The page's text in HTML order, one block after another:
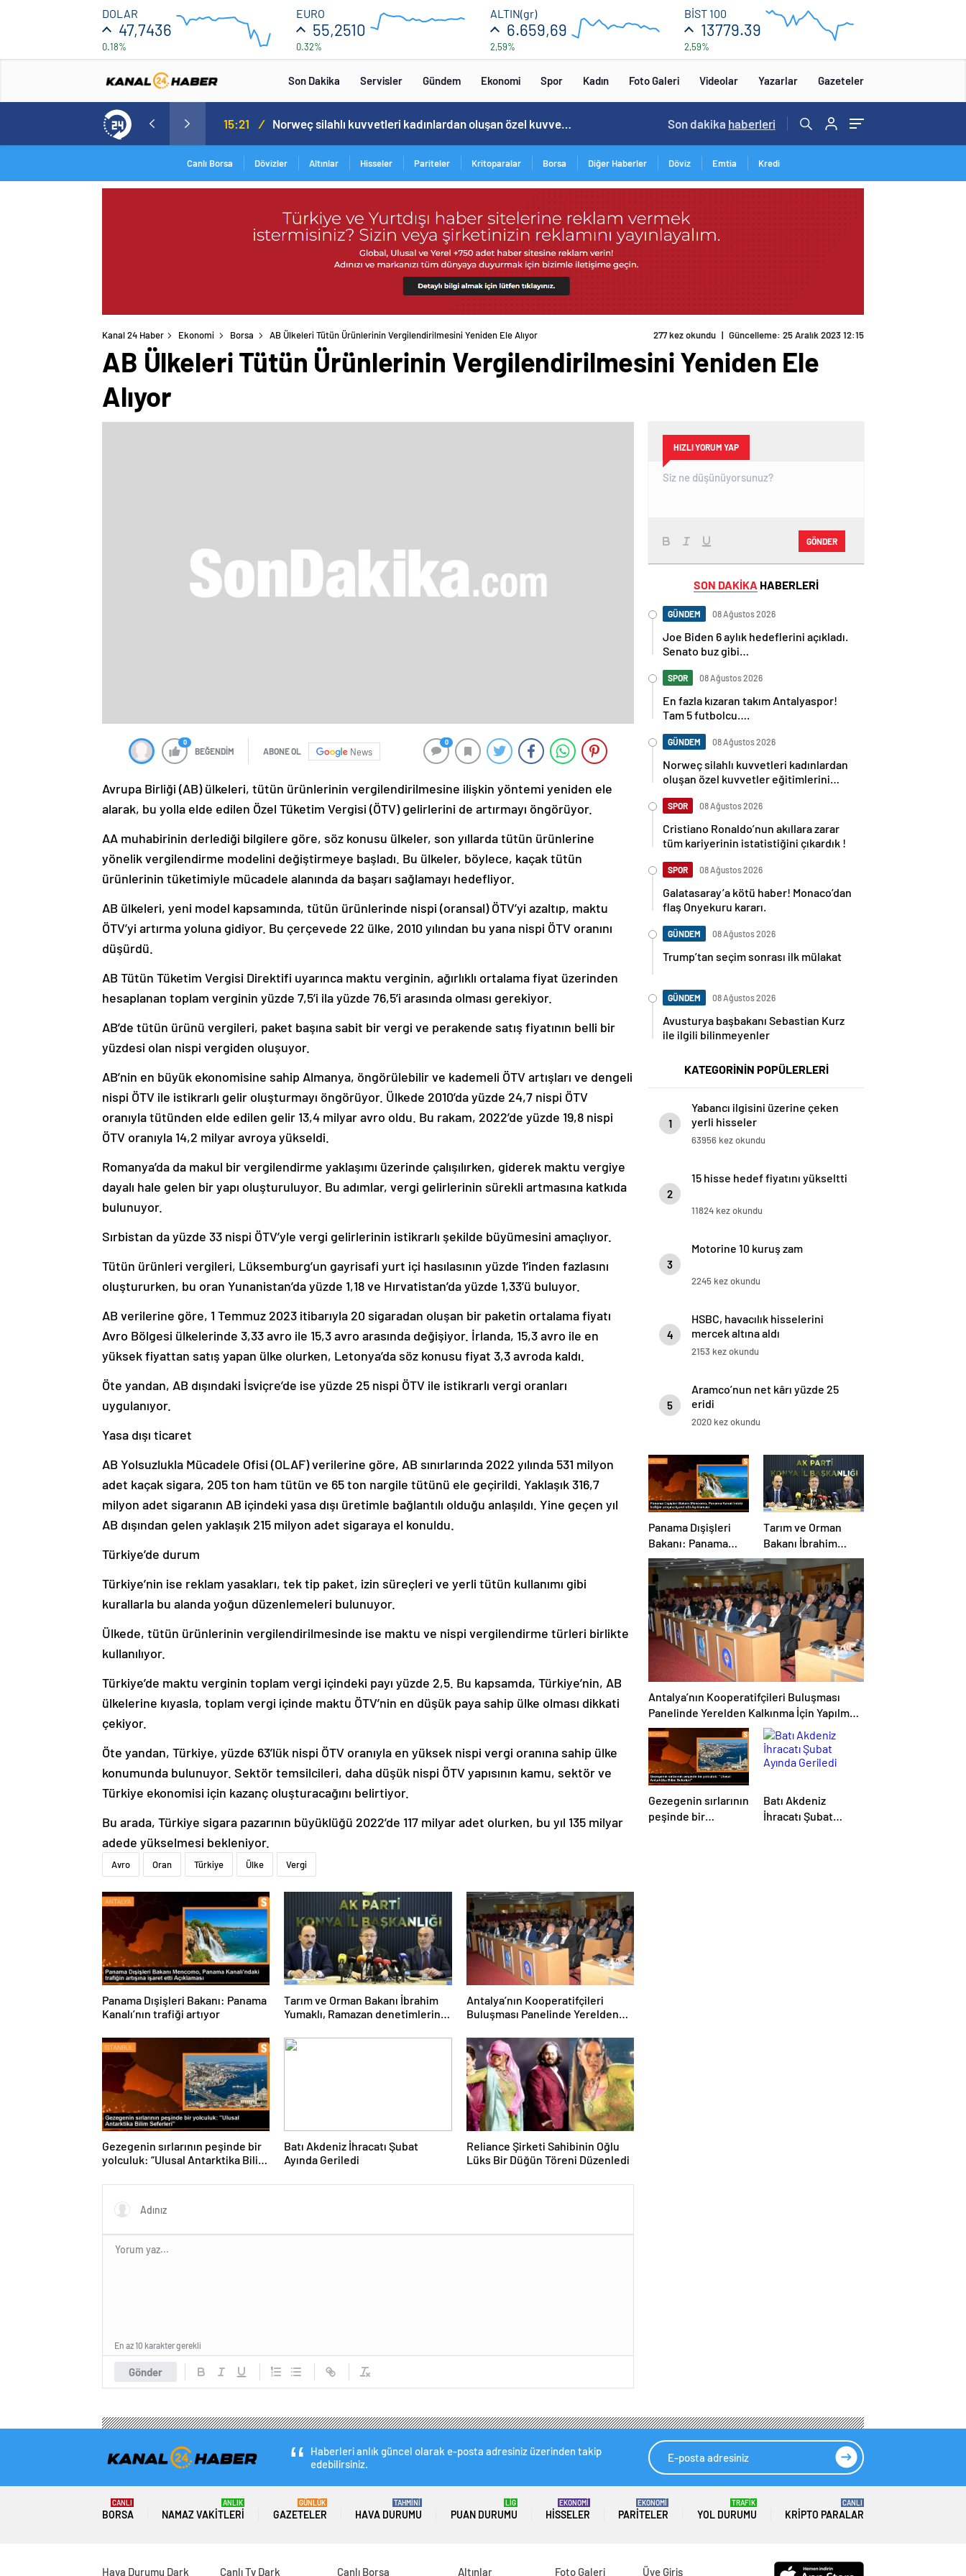
DOLAR
47,7436
0.18%
12:00 16:00
EURO
55,2510
0.32%
12:00 16:00
ALTIN(gr)
6.659,69
2,59%
12:00 16:00
BİST 100
13779.39
2,59%
12:00
Son Dakika Servisler Gündem Ekonomi Spor Kadın Foto Galeri Videolar Yazarlar Gazeteler
Tam 5 futbolcu…. 15:21 / Norweç silahlı kuvvetleri kadınlardan oluşan özel kuvvetler eğitimlerini başlattı. 15:20 /
Son dakika haberleri
Canlı Borsa Dövizler Altınlar Hisseler Pariteler Kritoparalar Borsa Diğer Haberler Döviz Emtia Kredi
Kanal 24 Haber Ekonomi Borsa AB Ülkeleri Tütün Ürünlerinin Vergilendirilmesini Yeniden Ele Alıyor 277 kez okundu | Güncelleme: 25 Aralık 2023 12:15
AB Ülkeleri Tütün Ürünlerinin Vergilendirilmesini Yeniden Ele
Alıyor
0
BEĞENDİM ABONE OL News
0
Avrupa Birliği (AB) ülkeleri, tütün ürünlerinin vergilendirilmesine ilişkin yöntemi yeniden ele
alarak, bu yolla elde edilen Özel Tüketim Vergisi (ÖTV) gelirlerini de artırmayı öngörüyor.
AA muhabirinin derlediği bilgilere göre, söz konusu ülkeler, son yıllarda tütün ürünlerine
yönelik vergilendirme modelini değiştirmeye başladı. Bu ülkeler, böylece, kaçak tütün
ürünlerinin tüketimiyle mücadele alanında da başarı sağlamayı hedefliyor.
AB ülkeleri, yeni model kapsamında, tütün ürünlerinde nispi (oransal) ÖTV’yi azaltıp, maktu
ÖTV’yi artırma yoluna gidiyor. Bu çerçevede 22 ülke, 2010 yılından bu yana nispi ÖTV oranını
düşürdü.
AB Tütün Tüketim Vergisi Direktifi uyarınca maktu verginin, ağırlıklı ortalama fiyat üzerinden
hesaplanan toplam verginin yüzde 7,5’i ila yüzde 76,5’i arasında olması gerekiyor.
AB’de tütün ürünü vergileri, paket başına sabit bir vergi ve perakende satış fiyatının belli bir
yüzdesi olan nispi vergiden oluşuyor.
AB’nin en büyük ekonomisine sahip Almanya, öngörülebilir ve kademeli ÖTV artışları ve dengeli
nispi ÖTV ile istikrarlı gelir oluşturmayı öngörüyor. Ülkede 2010’da yüzde 24,7 nispi ÖTV
oranıyla tütünden elde edilen gelir 13,4 milyar avro oldu. Bu rakam, 2022’de yüzde 19,8 nispi
ÖTV oranıyla 14,2 milyar avroya yükseldi.
Romanya’da da makul bir vergilendirme yaklaşımı üzerinde çalışılırken, giderek maktu vergiye
dayalı hale gelen bir yapı oluşturuluyor. Bu adımlar, vergi gelirlerinin sürekli artmasına katkıda
bulunuyor.
Sırbistan da yüzde 33 nispi ÖTV’yle vergi gelirlerinin istikrarlı şekilde büyümesini amaçlıyor.
Tütün ürünleri vergileri, Lüksemburg’un gayrisafi yurt içi hasılasının yüzde 1’inden fazlasını
oluştururken, bu oran Yunanistan’da yüzde 1,18 ve Hırvatistan’da yüzde 1,33’ü buluyor.
AB verilerine göre, 1 Temmuz 2023 itibarıyla 20 sigaradan oluşan bir paketin ortalama fiyatı
Avro Bölgesi ülkelerinde 3,33 avro ile 15,3 avro arasında değişiyor. İrlanda, 15,3 avro ile en
yüksek fiyattan satış yapan ülke olurken, Letonya’da söz konusu fiyat 3,3 avroda kaldı.
Öte yandan, AB dışındaki İsviçre’de ise yüzde 25 nispi ÖTV ile istikrarlı vergi oranları
uygulanıyor.
Yasa dışı ticaret
AB Yolsuzlukla Mücadele Ofisi (OLAF) verilerine göre, AB sınırlarında 2022 yılında 531 milyon
adet kaçak sigara, 205 ton ham tütün ve 65 ton nargile tütünü ele geçirildi. Yaklaşık 316,7
milyon adet sigaranın AB içindeki yasa dışı üretimle bağlantılı olduğu anlaşıldı. Yine geçen yıl
AB dışından gelen yaklaşık 215 milyon adet sigaraya el konuldu.
Türkiye’de durum
Türkiye’nin ise reklam yasakları, tek tip paket, izin süreçleri ve yerli tütün kullanımı gibi
kurallarla bu alanda yoğun düzenlemeleri bulunuyor.
Ülkede, tütün ürünlerinin vergilendirilmesinde ise maktu ve nispi vergilendirme türleri birlikte
kullanılıyor.
Türkiye’de maktu verginin toplam vergi içindeki payı yüzde 2,5. Bu kapsamda, Türkiye’nin, AB
ülkelerine kıyasla, toplam vergi içinde maktu ÖTV’nin en düşük paya sahip ülke olması dikkati
çekiyor.
Öte yandan, Türkiye, yüzde 63’lük nispi ÖTV oranıyla en yüksek nispi vergi oranına sahip ülke
konumunda bulunuyor. Sektör temsilcileri, daha düşük nispi ÖTV yapısının kamu, sektör ve
Türkiye ekonomisi için kazanç oluşturacağını belirtiyor.
Bu arada, Türkiye sigara pazarının büyüklüğü 2022’de 117 milyar adet olurken, bu yıl 135 milyar
adede yükselmesi bekleniyor.
Avro Oran Türkiye Ülke Vergi
Panama Dışişleri Bakanı: Panama
Kanalı’nın trafiği artıyor
Tarım ve Orman Bakanı İbrahim
Yumaklı, Ramazan denetimlerini
Antalya’nın Kooperatifçileri
Buluşması Panelinde Yerelden
Gerekenler Tartışıldı
Gezegenin sırlarının peşinde bir
yolculuk: “Ulusal Antarktika Bilim
Batı Akdeniz İhracatı Şubat
Ayında Geriledi
Reliance Şirketi Sahibinin Oğlu
Lüks Bir Düğün Töreni Düzenledi
Gönder
En az 10 karakter gerekli
HIZLI YORUM YAP
GÖNDER
SON DAKİKA HABERLERİ
GÜNDEM 08 Ağustos 2026
Joe Biden 6 aylık hedeflerini açıkladı.
Senato buz gibi…
SPOR 08 Ağustos 2026
En fazla kızaran takım Antalyaspor!
Tam 5 futbolcu….
GÜNDEM 08 Ağustos 2026
Norweç silahlı kuvvetleri kadınlardan
oluşan özel kuvvetler eğitimlerini
SPOR 08 Ağustos 2026
Cristiano Ronaldo’nun akıllara zarar
tüm kariyerinin istatistiğini çıkardık !
SPOR 08 Ağustos 2026
Galatasaray’a kötü haber! Monaco’dan
flaş Onyekuru kararı.
GÜNDEM 08 Ağustos 2026
Trump’tan seçim sonrası ilk mülakat
GÜNDEM 08 Ağustos 2026
Avusturya başbakanı Sebastian Kurz
ile ilgili bilinmeyenler
KATEGORİNİN POPÜLERLERİ
1
Yabancı ilgisini üzerine çeken
yerli hisseler
63956 kez okundu
2
15 hisse hedef fiyatını yükseltti
11824 kez okundu
3
Motorine 10 kuruş zam
2245 kez okundu
4
HSBC, havacılık hisselerini
mercek altına aldı
2153 kez okundu
5
Aramco’nun net kârı yüzde 25
eridi
2020 kez okundu
Panama Dışişleri
Bakanı: Panama
Kanalı’nın trafiği
artıyor
Tarım ve Orman
Bakanı İbrahim
Yumaklı, Ramazan
denetimlerini
sıklaştırdıklarını
açıkladı
Antalya’nın Kooperatifçileri Buluşması
Panelinde Yerelden Kalkınma İçin Yapılması
Gerekenler Tartışıldı
Gezegenin sırlarının
peşinde bir
Batı Akdeniz
İhracatı Şubat
Haberleri anlık güncel olarak e-posta adresiniz üzerinden takip
edebilirsiniz.
BORSA
CANLI
NAMAZ VAKITLERI
ANLIK
GAZETELER
GÜNLÜK
HAVA DURUMU
TAHMİNİ
PUAN DURUMU
LİG
HISSELER
EKONOMİ
PARITELER
EKONOMİ
YOL DURUMU
TRAFİK
KRIPTO PARALAR
CANLI
Hava Durumu Dark Canlı Tv Dark Canlı Borsa Altınlar Foto Galeri Üye Giriş